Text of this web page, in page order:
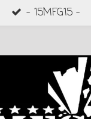
- 15MFG15 -